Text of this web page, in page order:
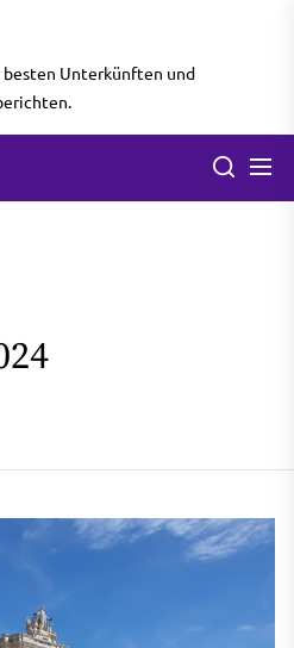
Unterkünften und
Search